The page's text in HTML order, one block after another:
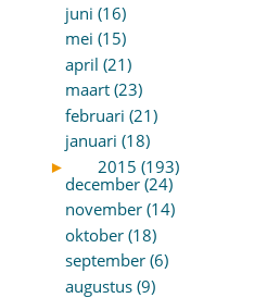
juni (16)
mei (15)
april (21)
maart (23)
februari (21)
januari (18)
►
2015 (193)
december (24)
november (14)
oktober (18)
september (6)
augustus (9)